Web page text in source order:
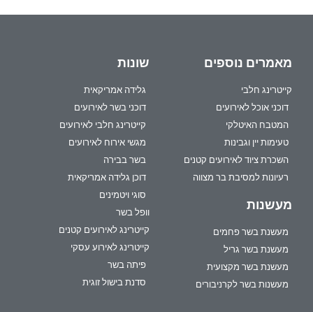
מאמרים נוספים
קייטרינג חלבי
דוכני אוכל לאירועים
המטבח האיטלקי
טעימות יין וגבינות
השכרת ציוד לאירועים קטנים
רעיונות למסיבת בר מצווה
מעשנות
מעשנת בשר פחמים
מעשנת בשר גריל
מעשנת בשר מקצועית
מעשנות בשר לקרניבורים
שונות
גלידה אמריקאית
דוכני בשר לאירועים
קייטרינג חלבי לאירועים
מגשי אירוח לאירועים
בשר בבירה
דוכן גלידה אמריקאית
סוגי ויטמינים
וופל בשר
קייטרינג לאירועים קטנים
קייטרינג לאירוע עסקי
פיתה בשר
סדנת בישול זוגית